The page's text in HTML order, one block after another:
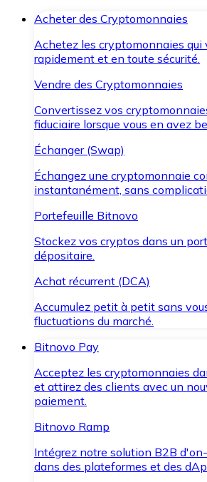
Acheter des Cryptomonnaies
Achetez les cryptomonnaies qui
rapidement et en toute sécurité.
Vendre des Cryptomonnaies
Convertissez vos
fiduciaire lorsque vous en avez
Échanger (Swap)
Échangez une cryptomonnaie
instantanément, sans
Portefeuille Bitnovo
Stockez vos cryptos dans un
dépositaire.
Achat récurrent (DCA)
Accumulez petit à petit sans
fluctuations du marché.
Bitnovo Pay
Acceptez les cryptomonnaies
et attirez des clients avec un
paiement.
Bitnovo Ramp
Intégrez notre solution B2B
dans des plateformes et des